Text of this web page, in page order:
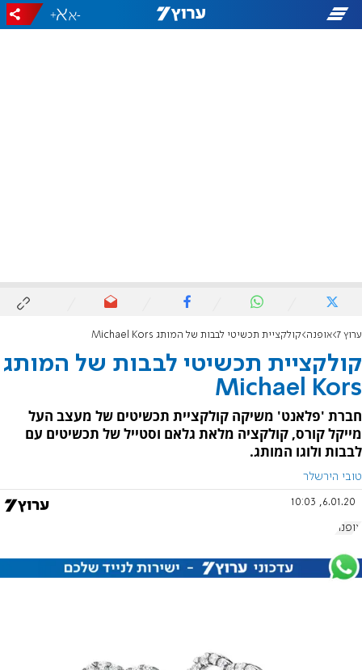
-
+
ערוץ 7 אופנה קולקציית תכשיטי לבבות של המותג Michael Kors
קולקציית תכשיטי לבבות של המותג
Michael Kors
חברת 'פלאנט' משיקה קולקציית תכשיטים של מעצב העל
מייקל קורס, קולקציה מלאת גלאם וסטייל של תכשיטים עם
לבבות ולוגו המותג.
טובי הירשלר
6.01.20, 10:03
אופנה